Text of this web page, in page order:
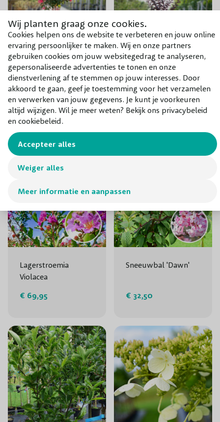
Wij planten graag onze cookies.
Cookies helpen ons de website te verbeteren en jouw online
ervaring persoonlijker te maken. Wij en onze partners
gebruiken cookies om jouw websitegedrag te analyseren,
gepersonaliseerde advertenties te tonen en onze
dienstverlening af te stemmen op jouw interesses. Door
akkoord te gaan, geef je toestemming voor het verzamelen
en verwerken van jouw gegevens. Je kunt je voorkeuren
altijd wijzigen. Wil je meer weten? Bekijk ons privacybeleid
en cookiebeleid.
Meer informatie en aanpassen
Weiger alles
Accepteer alles
Lagerstroemia Coral
Magic
€ 69,95
Lagerstroemia
Lavender Lace
Lagerstroemia
Violacea
€ 69,95
Sneeuwbal 'Dawn'
€ 32,50